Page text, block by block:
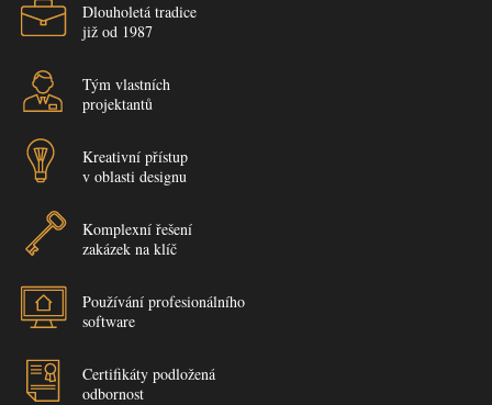
Dlouholetá tradice
již od 1987
Tým vlastních
projektantů
Kreativní přístup
v oblasti designu
Komplexní řešení
zakázek na klíč
Používání profesionálního
software
Certifikáty podložená
odbornost